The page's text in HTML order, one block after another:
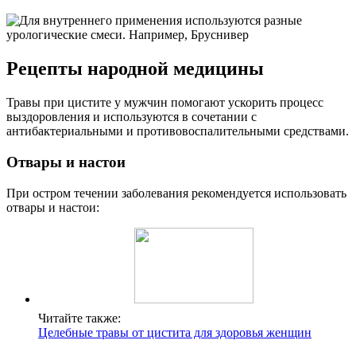
Рецепты народной медицины
Травы при цистите у мужчин помогают ускорить процесс
выздоровления и используются в сочетании с
антибактериальными и противовоспалительными средствами.
Отвары и настои
При остром течении заболевания рекомендуется использовать
отвары и настои:
Читайте также:
Целебные травы от цистита для здоровья женщин